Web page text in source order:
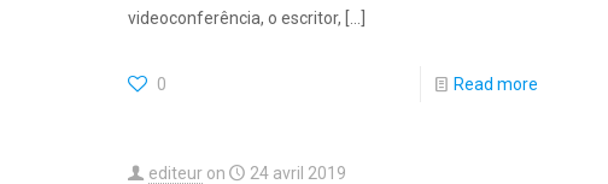
videoconferência, o escritor,
0 Read more
editeur on 24 avril 2019